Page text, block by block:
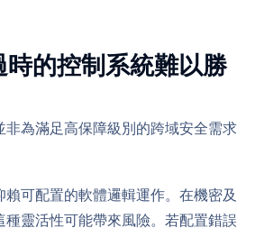
的控制系統難以勝
非為滿足高保障級別的跨域安全需求
賴可配置的軟體邏輯運作。在機密及
種靈活性可能帶來風險。若配置錯誤